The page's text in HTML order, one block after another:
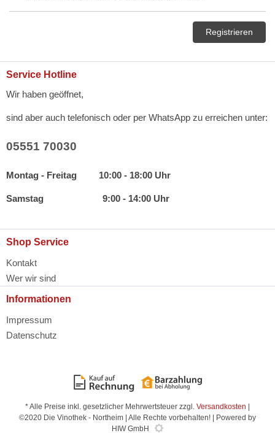
Registrieren
Service Hotline
Wir haben geöffnet,
sind aber auch telefonisch oder per WhatsApp zu erreichen unter:
05551 70030
Montag - Freitag 10:00 - 18:00 Uhr
Samstag 9:00 - 14:00 Uhr
Shop Service
Kontakt
Wer wir sind
Informationen
Impressum
Datenschutz
* Alle Preise inkl. gesetzlicher Mehrwertsteuer zzgl. Versandkosten
©2020 Die Vinothek - Northeim | Alle Rechte vorbehalten! | Powered by
HIW GmbH